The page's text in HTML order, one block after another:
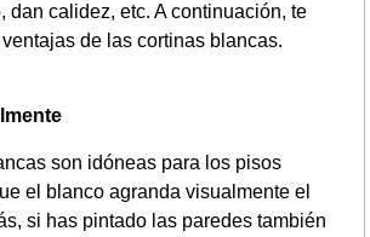
dan calidez, etc. A continuación, te
de las cortinas blancas.
son idóneas para los pisos
el blanco agranda visualmente el
si has pintado las paredes también